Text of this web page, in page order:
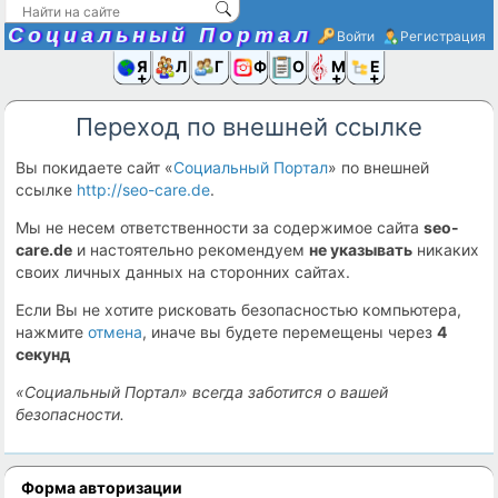
Социальный Портал Войти Регистрация
Я иЛюди
Группы
Фото Ещё
Переход по внешней ссылке
Вы покидаете сайт «Социальный Портал» по внешней
ссылке http://seo-care.de.
Мы не несем ответственности за содержимое сайтаseo-
care.de и настоятельно рекомендуемне указывать никаких
своих личных данных на сторонних сайтах.
Если Вы не хотите рисковать безопасностью компьютера,
нажмитеотмена, иначе вы будете перемещены через4
секунд
«Социальный Портал» всегда заботится о вашей
безопасности.
Форма авторизации